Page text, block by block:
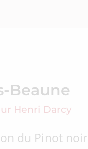
Beaune
Henri Darcy
du Pinot noir